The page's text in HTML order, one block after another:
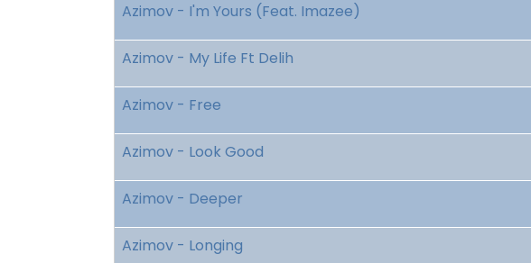
Azimov - I'm Yours (Feat. Imazee)
Azimov - My Life Ft Delih
Azimov - Free
Azimov - Look Good
Azimov - Deeper
Azimov - Longing